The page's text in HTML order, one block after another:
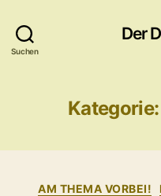
Suchen
Der
Kategorie:
AM THEMA VORBEI!